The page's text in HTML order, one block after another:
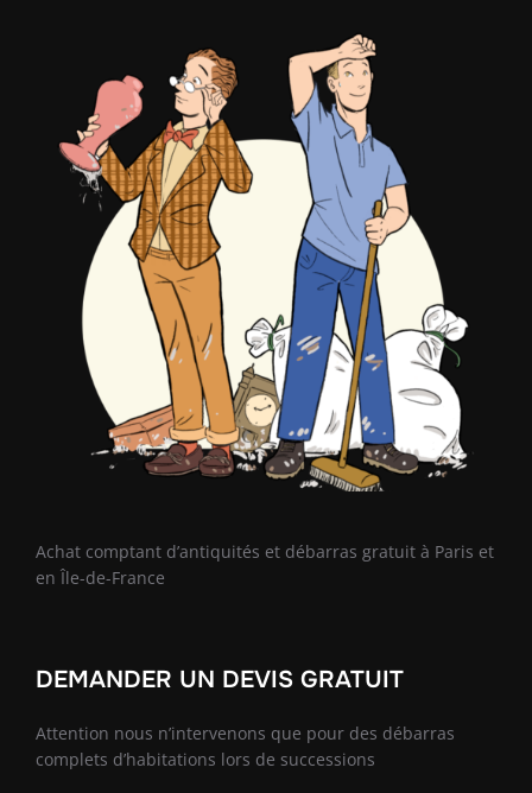
Achat comptant d’antiquités et débarras gratuit à Paris et
en Île-de-France
DEMANDER UN DEVIS GRATUIT
Attention nous n’intervenons que pour des débarras
complets d’habitations lors de successions